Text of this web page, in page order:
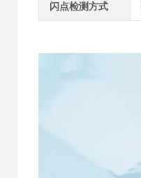
闪点检测方式